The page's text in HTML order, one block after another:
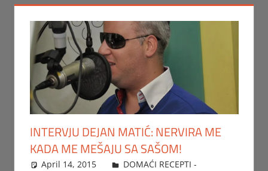
INTERVJU DEJAN MATIĆ: NERVIRA ME
KADA ME MEŠAJU SA SAŠOM!
April 14, 2015 Beba
DOMAĆI RECEPTI -